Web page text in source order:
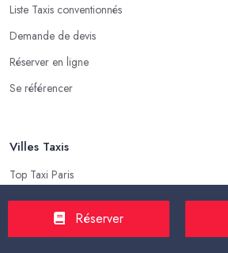
Liste Taxis conventionnés
Demande de devis
Réserver en ligne
Se référencer
Villes Taxis
Top Taxi Paris
Top Taxi Marseille
Top Taxi Lyon
Réserver